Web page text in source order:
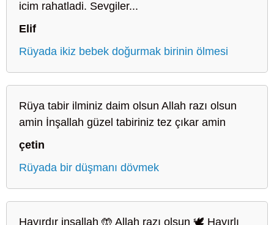
icim rahatladi. Sevgiler...
Elif
Rüyada ikiz bebek doğurmak birinin ölmesi
Rüya tabir ilminiz daim olsun Allah razı olsun
amin İnşallah güzel tabiriniz tez çıkar amin
çetin
Rüyada bir düşmanı dövmek
Hayırdır inşallah 🤲 Allah razı olsun 🕊️ Hayırlı